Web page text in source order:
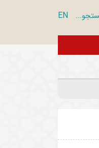
EN
از تور مجازی 360 درجه مجموعه فرهنگی تاریخی نیاوران بازدید نمایید